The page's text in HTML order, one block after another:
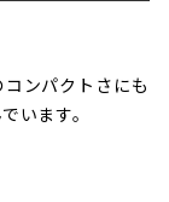
ンパクトさにも
います。